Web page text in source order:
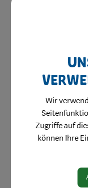
KinderUNIversum
Website
Wir
Zugriffe auf
können Ihre